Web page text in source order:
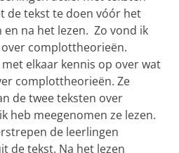
de tekst te doen vóór het
en na het lezen. Zo vond ik
complottheorieën.
elkaar kennis op over wat
complottheorieën. Ze
de twee teksten over
heb meegenomen ze lezen.
de leerlingen
de tekst. Na het lezen